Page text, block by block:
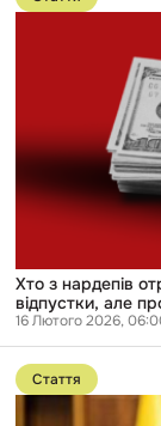
публікації
гривень
за
відпустки,
але
пропустив
голосувань
Хто з нардепів
відпустки, але
16 Лютого 2026,
Перейти
до
публікації
«Це
Стаття